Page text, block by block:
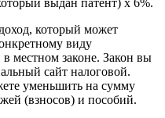
который может
виду
в местном законе. Закон вы
сайт налоговой.
уменьшить на сумму
(взносов) и пособий.